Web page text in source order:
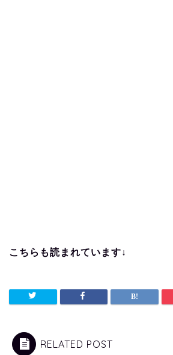
こちらも読まれています↓
RELATED POST